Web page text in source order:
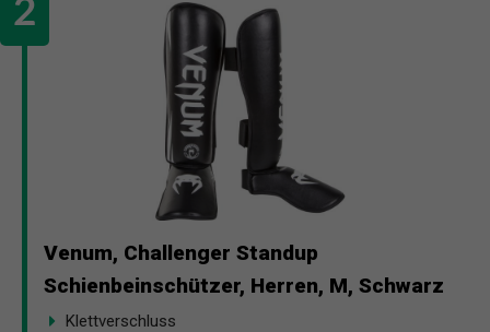
Venum, Challenger Standup
Schienbeinschützer, Herren, M, Schwarz
Klettverschluss